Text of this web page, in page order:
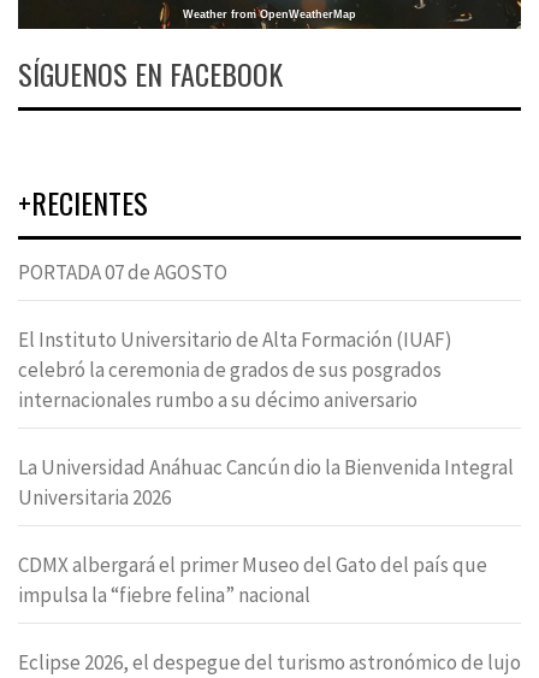
Weather from OpenWeatherMap
SÍGUENOS EN FACEBOOK
+RECIENTES
PORTADA 07 de AGOSTO
El Instituto Universitario de Alta Formación (IUAF)
celebró la ceremonia de grados de sus posgrados
internacionales rumbo a su décimo aniversario
La Universidad Anáhuac Cancún dio la Bienvenida Integral
Universitaria 2026
CDMX albergará el primer Museo del Gato del país que
impulsa la “fiebre felina” nacional
Eclipse 2026, el despegue del turismo astronómico de lujo